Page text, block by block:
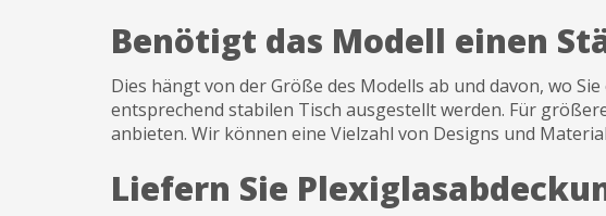
Benötigt das Modell einen
Dies hängt von der Größe des Modells ab und davon, wo
entsprechend stabilen Tisch ausgestellt werden. Für
anbieten. Wir können eine Vielzahl von Designs und
Liefern Sie